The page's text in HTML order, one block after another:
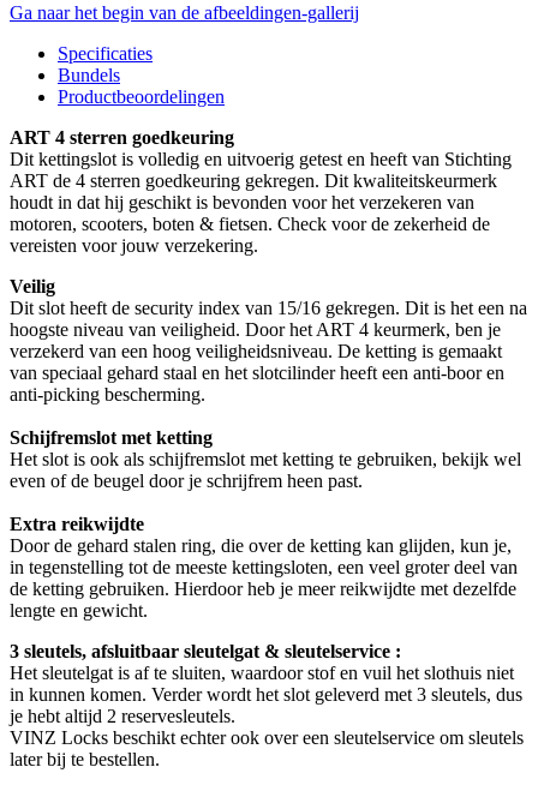
Ga naar het begin van de afbeeldingen-gallerij
Specificaties
Bundels
Productbeoordelingen
ART 4 sterren goedkeuring
Dit kettingslot is volledig en uitvoerig getest en heeft van Stichting
ART de 4 sterren goedkeuring gekregen. Dit kwaliteitskeurmerk
houdt in dat hij geschikt is bevonden voor het verzekeren van
motoren, scooters, boten & fietsen. Check voor de zekerheid de
vereisten voor jouw verzekering.
Veilig
Dit slot heeft de security index van 15/16 gekregen. Dit is het een na
hoogste niveau van veiligheid. Door het ART 4 keurmerk, ben je
verzekerd van een hoog veiligheidsniveau. De ketting is gemaakt
van speciaal gehard staal en het slotcilinder heeft een anti-boor en
anti-picking bescherming.
Schijfremslot met ketting
Het slot is ook als schijfremslot met ketting te gebruiken, bekijk wel
even of de beugel door je schrijfrem heen past.
Extra reikwijdte
Door de gehard stalen ring, die over de ketting kan glijden, kun je,
in tegenstelling tot de meeste kettingsloten, een veel groter deel van
de ketting gebruiken. Hierdoor heb je meer reikwijdte met dezelfde
lengte en gewicht.
3 sleutels, afsluitbaar sleutelgat & sleutelservice :
Het sleutelgat is af te sluiten, waardoor stof en vuil het slothuis niet
in kunnen komen. Verder wordt het slot geleverd met 3 sleutels, dus
je hebt altijd 2 reservesleutels.
VINZ Locks beschikt echter ook over een sleutelservice om sleutels
later bij te bestellen.